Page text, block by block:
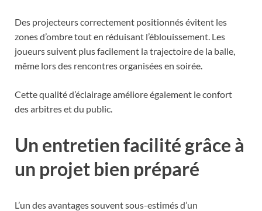
Des projecteurs correctement positionnés évitent les
zones d’ombre tout en réduisant l’éblouissement. Les
joueurs suivent plus facilement la trajectoire de la balle,
même lors des rencontres organisées en soirée.
Cette qualité d’éclairage améliore également le confort
des arbitres et du public.
Un entretien facilité grâce à
un projet bien préparé
L’un des avantages souvent sous-estimés d’un